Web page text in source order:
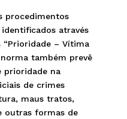
procedimentos
através
– Vítima
norma também prevê
prioridade na
de crimes
maus tratos,
outras formas de